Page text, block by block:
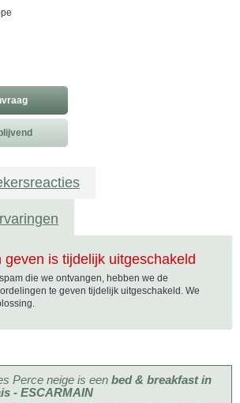
geven is tijdelijk uitgeschakeld
die we ontvangen, hebben we de
te geven tijdelijk uitgeschakeld. We
Perce neige is een bed & breakfast in
- ESCARMAIN